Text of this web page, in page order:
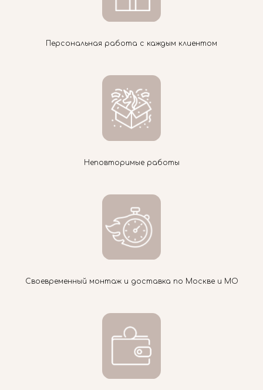
Персональная работа с каждым клиентом
Неповторимые работы
Своевременный монтаж и доставка по Москве и МО